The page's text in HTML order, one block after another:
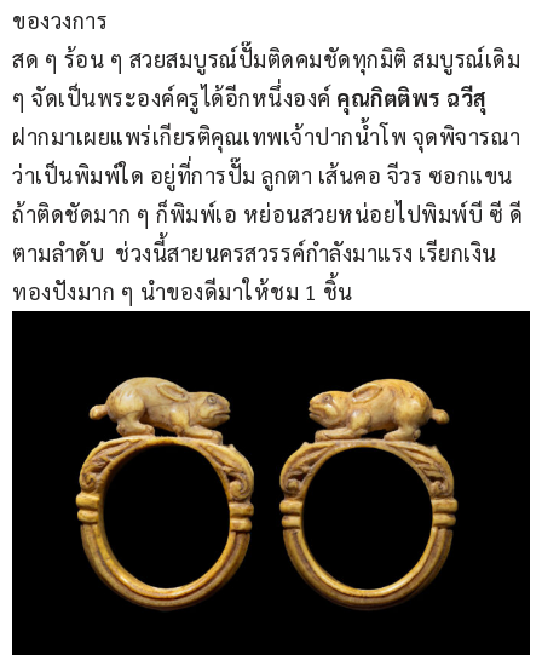
ของวงการ
สด ๆ ร้อน ๆ สวยสมบูรณ์ปั๊มติดคมชัดทุกมิติ สมบูรณ์เดิม
ๆ จัดเป็นพระองค์ครูได้อีกหนึ่งองค์ คุณกิตติพร ฉวีสุ
ฝากมาเผยแพร่เกียรติคุณเทพเจ้าปากน้ำโพ จุดพิจารณา
ว่าเป็นพิมพ์ใด อยู่ที่การปั๊ม ลูกตา เส้นคอ จีวร ซอกแขน
ถ้าติดชัดมาก ๆ ก็พิมพ์เอ หย่อนสวยหน่อยไปพิมพ์บี ซี ดี
ตามลำดับ  ช่วงนี้สายนครสวรรค์กำลังมาแรง เรียกเงิน
ทองปังมาก ๆ นำของดีมาให้ชม 1 ชิ้น